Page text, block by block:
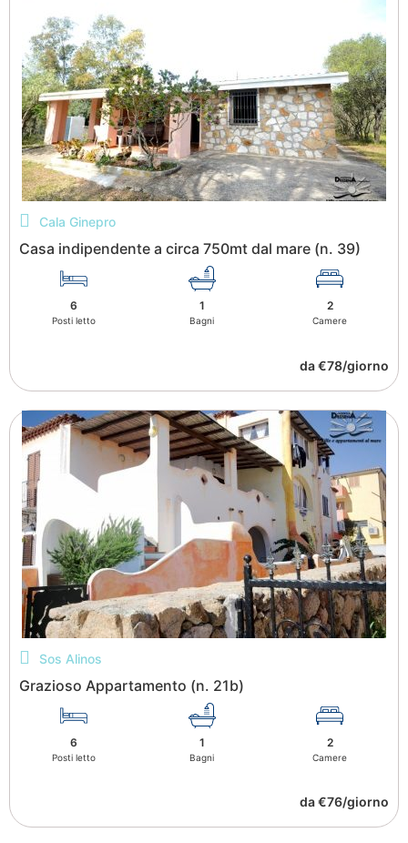
Cala Ginepro
Casa indipendente a circa 750mt dal mare (n. 39)
6
Posti letto
1
Bagni
2
Camere
da €78/giorno
Sos Alinos
Grazioso Appartamento (n. 21b)
6
Posti letto
1
Bagni
2
Camere
da €76/giorno